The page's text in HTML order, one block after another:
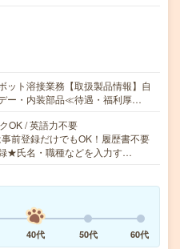
ット溶接業務【取扱製品情報】自
ー・内装部品≪待遇・福利厚…
OK / 英語力不要
前登録だけでもOK！履歴書不要
★氏名・職種などを入力す…
40代 50代 60代